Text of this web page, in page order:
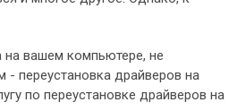
на вашем компьютере, не
переустановка драйверов на
по переустановке драйверов на